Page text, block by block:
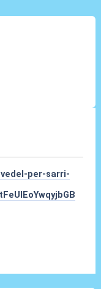
per-sarri-